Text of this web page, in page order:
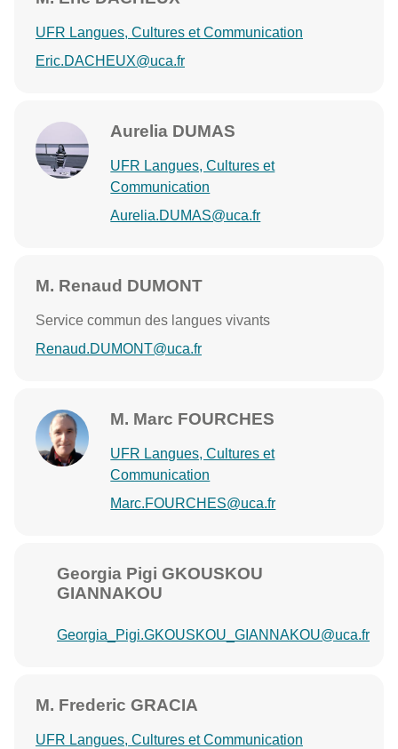
UFR Langues, Cultures et Communication
Eric.DACHEUX@uca.fr
Aurelia DUMAS
UFR Langues, Cultures et
Communication
Aurelia.DUMAS@uca.fr
M. Renaud DUMONT
Service commun des langues vivants
Renaud.DUMONT@uca.fr
M. Marc FOURCHES
UFR Langues, Cultures et
Communication
Marc.FOURCHES@uca.fr
Georgia Pigi GKOUSKOU
GIANNAKOU
Georgia_Pigi.GKOUSKOU_GIANNAKOU@uca.fr
M. Frederic GRACIA
UFR Langues, Cultures et Communication